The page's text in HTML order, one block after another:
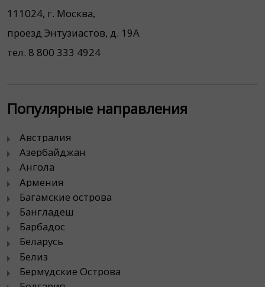
111024, г. Москва,
проезд Энтузиастов, д. 19А
тел. 8 800 333 4924
Популярные направления
Австралия
Азербайджан
Ангола
Армения
Багамские острова
Бангладеш
Барбадос
Беларусь
Белиз
Бермудские Острова